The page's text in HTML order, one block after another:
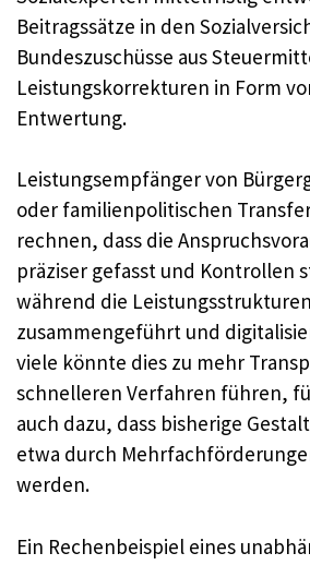
Beitragssätze in den
Bundeszuschüsse aus
Leistungskorrekturen in Form
Entwertung.
Leistungsempfänger von
oder familienpolitischen
rechnen, dass die
präziser gefasst und Kontrollen
während die Leistungsstrukturen
zusammengeführt und
viele könnte dies zu mehr
schnelleren Verfahren führen,
auch dazu, dass bisherige
etwa durch
werden.
Ein Rechenbeispiel eines